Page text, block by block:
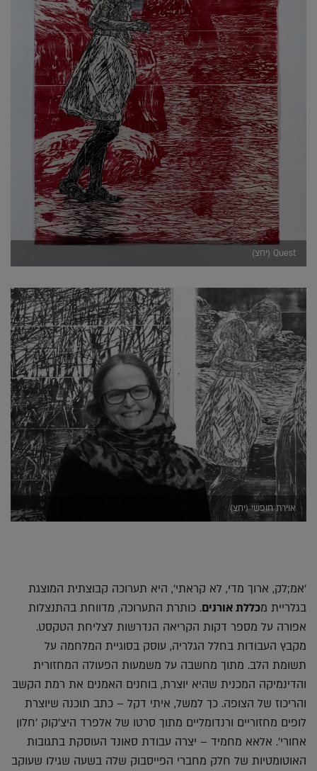
Quest (יחצ)
אוירת חופשי (יחצ)
'אמ;לק, ארוך מדי, לא קראתי', היא תערוכה קבוצתית המוצגת
בגלריית מכללת אורנים. כותרת התערוכה, מדווחת בהתנצלות
אפורה על מספר דקות הקריאה הנדרשות לצליחת הטקסט.
מקבץ העבודות בחלל הגלריה, עוסק בסוגיית המלחמה על
תשומת הלב. מתוך מחשבה על משמעות הפעולה המחזורית
והדינמיקה המכנית שהיא יוצרת, בוחנים האמנים את רמת הקשב
והריכוז של הצופה. כך למשל, איתי דקל – כתב תוכנה שיוצרת
לופים מחזוריים ורנדומליים מתוך סרטו של אלפרד היצ'קוק 'חלון
אחורי'. אלאא מחמיד – יצרה עבודת סאונד העוסקת בתגובות
האוטומטיות של חלק מחברי הפייסבוק שלה בשעה שגילו שעוקב